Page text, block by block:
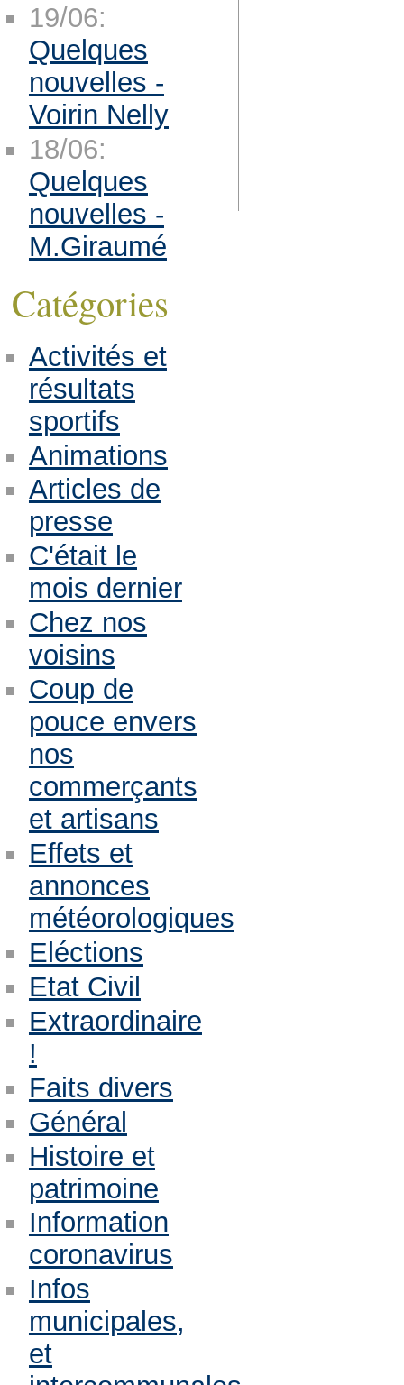
19/06:
Quelques
nouvelles -
Voirin Nelly
18/06:
Quelques
nouvelles -
M.Giraumé
Catégories
Activités et
résultats
sportifs
Animations
Articles de
presse
C'était le
mois dernier
Chez nos
voisins
Coup de
pouce envers
nos
commerçants
et artisans
Effets et
annonces
météorologiques
Eléctions
Etat Civil
Extraordinaire
!
Faits divers
Général
Histoire et
patrimoine
Information
coronavirus
Infos
municipales,
et